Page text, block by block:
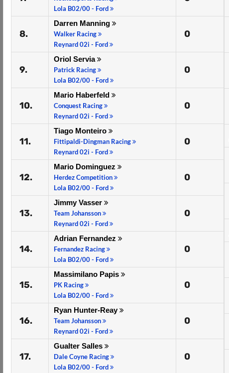
Lola B02/00 - Ford
8.
Darren Manning
Walker Racing
Reynard 02i - Ford
0
9.
Oriol Servia
Patrick Racing
Lola B02/00 - Ford
0
10.
Mario Haberfeld
Conquest Racing
Reynard 02i - Ford
0
11.
Tiago Monteiro
Fittipaldi-Dingman Racing
Reynard 02i - Ford
0
12.
Mario Dominguez
Herdez Competition
Lola B02/00 - Ford
0
13.
Jimmy Vasser
Team Johansson
Reynard 02i - Ford
0
14.
Adrian Fernandez
Fernandez Racing
Lola B02/00 - Ford
0
15.
Massimilano Papis
PK Racing
Lola B02/00 - Ford
0
16.
Ryan Hunter-Reay
Team Johansson
Reynard 02i - Ford
0
17.
Gualter Salles
Dale Coyne Racing
Lola B02/00 - Ford
0